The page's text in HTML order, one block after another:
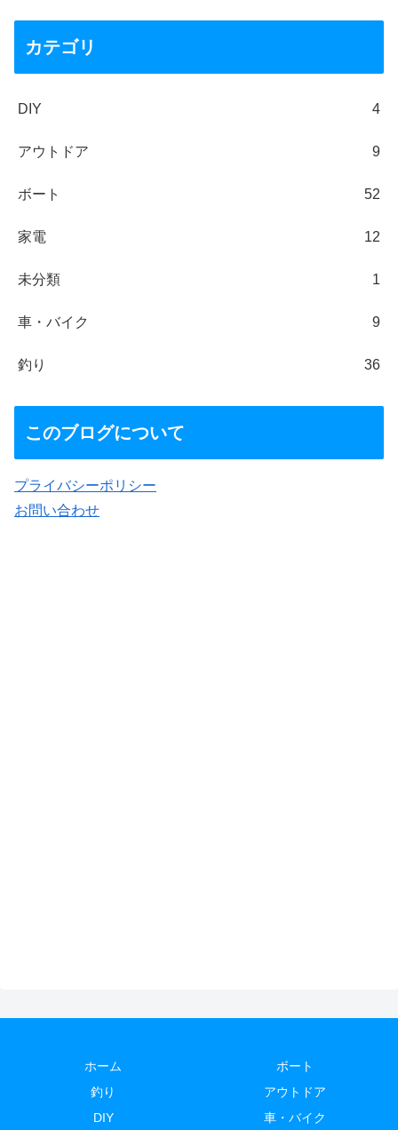
カテゴリ
DIY 4
アウトドア 9
ボート 52
家電 12
未分類 1
車・バイク 9
釣り 36
このブログについて
プライバシーポリシー
お問い合わせ
ホーム
ボート
釣り
アウトドア
DIY
車・バイク